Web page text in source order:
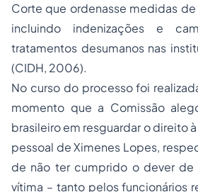
Corte que ordenasse medidas de
incluindo indenizações e
tratamentos desumanos nas
(CIDH, 2006).
No curso do processo foi
momento que a Comissão
brasileiro em resguardar o direito
pessoal de Ximenes Lopes,
de não ter cumprido o dever de
vítima – tanto pelos funcionários